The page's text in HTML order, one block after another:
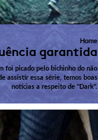
Home
garantida
foi picado pelo bichinho do não
assistir essa série, temos boas
notícias a respeito de "Dark".